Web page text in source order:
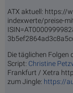
ATX aktuell: https://
indexwerte/preise-
Die täglichen Folgen
Script: Christine
Frankfurt / Xetra
zum Jingle: https://